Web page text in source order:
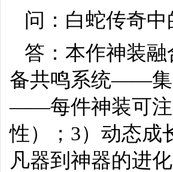
问：白蛇传奇
答：本作神装
备共鸣系统——集
——每件神装可注
性）；3）动态
凡器到神器的进化